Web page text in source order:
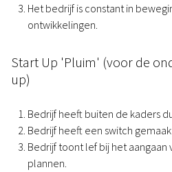
Het bedrijf is constant in
ontwikkelingen.
Start Up 'Pluim' (voor de
up)
Bedrijf heeft buiten de kaders
Bedrijf heeft een switch
Bedrijf toont lef bij het aangaan
plannen.